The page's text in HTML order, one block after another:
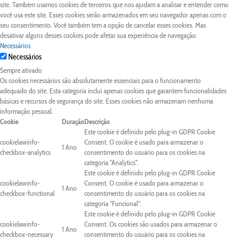
site. Também usamos cookies de terceiros que nos ajudam a analisar e entender como
você usa este site. Esses cookies serão armazenados em seu navegador apenas com o
seu consentimento. Você também tem a opção de cancelar esses cookies. Mas
desativar alguns desses cookies pode afetar sua experiência de navegação.
Necessários
Necessários
Sempre ativado
Os cookies necessários são absolutamente essenciais para o funcionamento
adequado do site. Esta categoria inclui apenas cookies que garantem funcionalidades
básicas e recursos de segurança do site. Esses cookies não armazenam nenhuma
informação pessoal.
Cookie
DuraçãoDescrição
cookielawinfo-
checkbox-analytics
1 Ano
Este cookie é definido pelo plug-in GDPR Cookie
Consent. O cookie é usado para armazenar o
consentimento do usuário para os cookies na
categoria "Analytics".
cookielawinfo-
checkbox-functional
1 Ano
Este cookie é definido pelo plug-in GDPR Cookie
Consent. O cookie é usado para armazenar o
consentimento do usuário para os cookies na
categoria "Funcional".
cookielawinfo-
checkbox-necessary
1 Ano
Este cookie é definido pelo plug-in GDPR Cookie
Consent. Os cookies são usados para armazenar o
consentimento do usuário para os cookies na